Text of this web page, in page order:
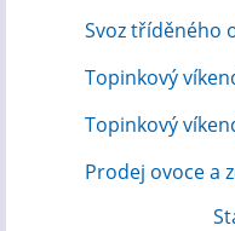
Svoz tříděného
Topinkový
Topinkový
Prodej ovoce a